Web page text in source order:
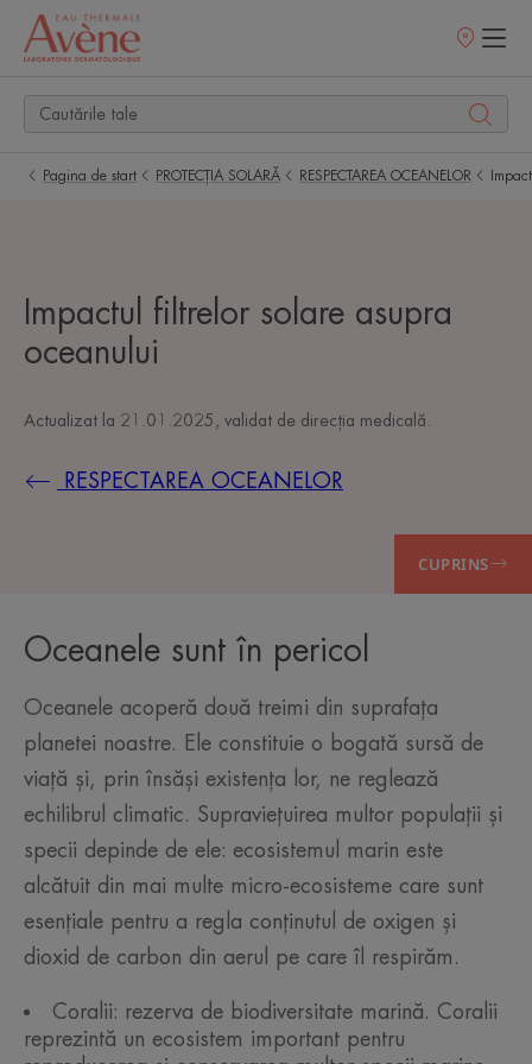
Retailerii
Pagina de start PROTECȚIA SOLARĂ RESPECTAREA OCEANELOR
Impactul filtrelor solare asupra
oceanului
Actualizat la 21.01.2025 , validat de direcția medicală
RESPECTAREA OCEANELOR
CUPRINS
Oceanele sunt în pericol
Oceanele acoperă două treimi din suprafața
planetei noastre. Ele constituie o bogată sursă de
viață și, prin însăși existența lor, ne reglează
echilibrul climatic. Supraviețuirea multor populații și
specii depinde de ele: ecosistemul marin este
alcătuit din mai multe micro-ecosisteme care sunt
esențiale pentru a regla conținutul de oxigen și
dioxid de carbon din aerul pe care îl respirăm.
Coralii: rezerva de biodiversitate marină. Coralii
reprezintă un ecosistem important pentru